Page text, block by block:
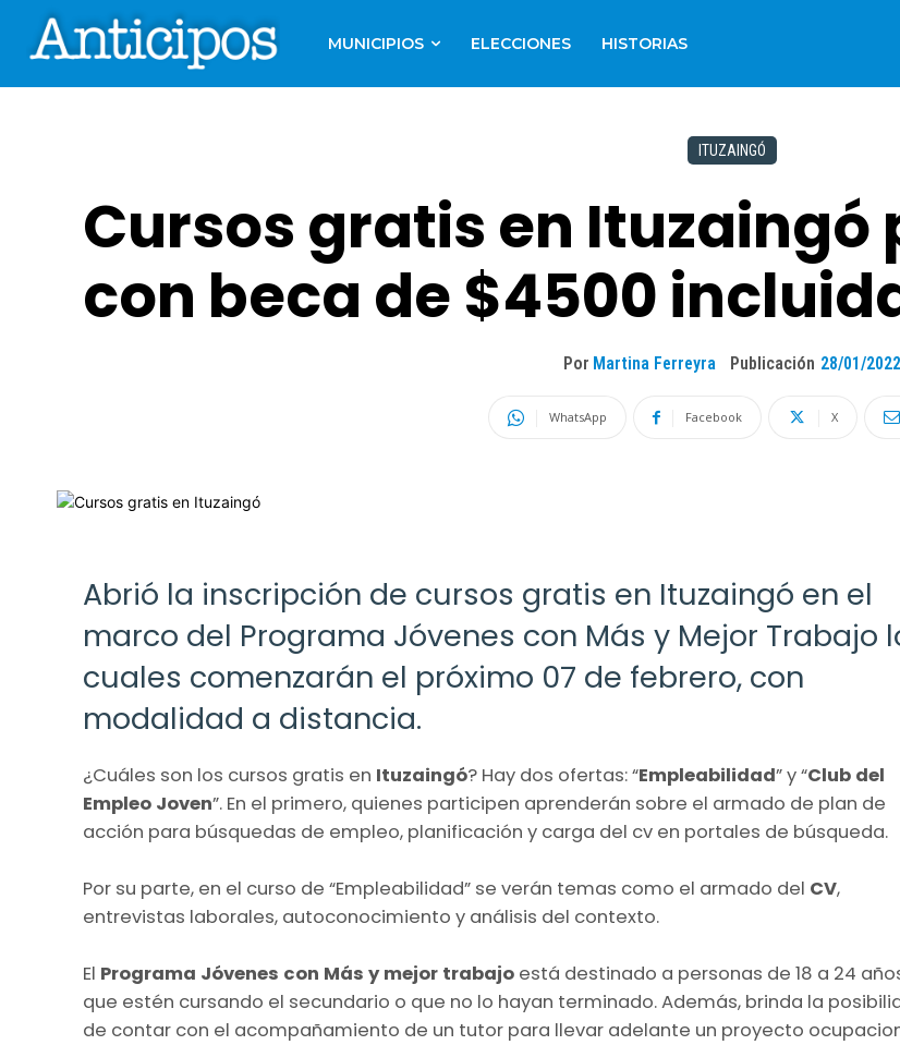
MUNICIPIOS ELECCIONES HISTORIAS
ITUZAINGÓ
Cursos gratis en Ituzaingó
con beca de $4500
Por Martina Ferreyra Publicación 28/01/2022
WhatsApp Facebook X
Abrió la inscripción de cursos gratis en Ituzaingó en el
marco del Programa Jóvenes con Más y Mejor Trabajo
cuales comenzarán el próximo 07 de febrero, con
modalidad a distancia.
¿Cuáles son los cursos gratis en Ituzaingó? Hay dos ofertas: “Empleabilidad” y “Club del
Empleo Joven”. En el primero, quienes participen aprenderán sobre el armado de plan de
acción para búsquedas de empleo, planificación y carga del cv en portales de búsqueda.
Por su parte, en el curso de “Empleabilidad” se verán temas como el armado del CV,
entrevistas laborales, autoconocimiento y análisis del contexto.
El Programa Jóvenes con Más y mejor trabajo está destinado a personas de 18 a 24
que estén cursando el secundario o que no lo hayan terminado. Además, brinda la
de contar con el acompañamiento de un tutor para llevar adelante un proyecto